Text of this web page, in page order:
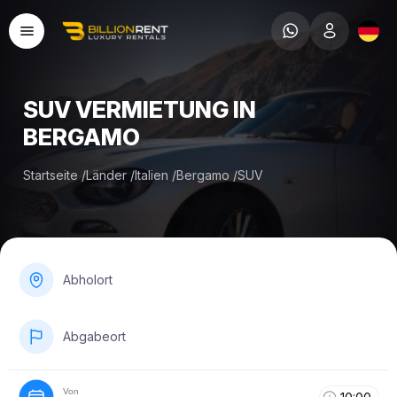
SUV VERMIETUNG IN
BERGAMO
Startseite /Länder /Italien /Bergamo /SUV
Abholort
Abgabeort
Von